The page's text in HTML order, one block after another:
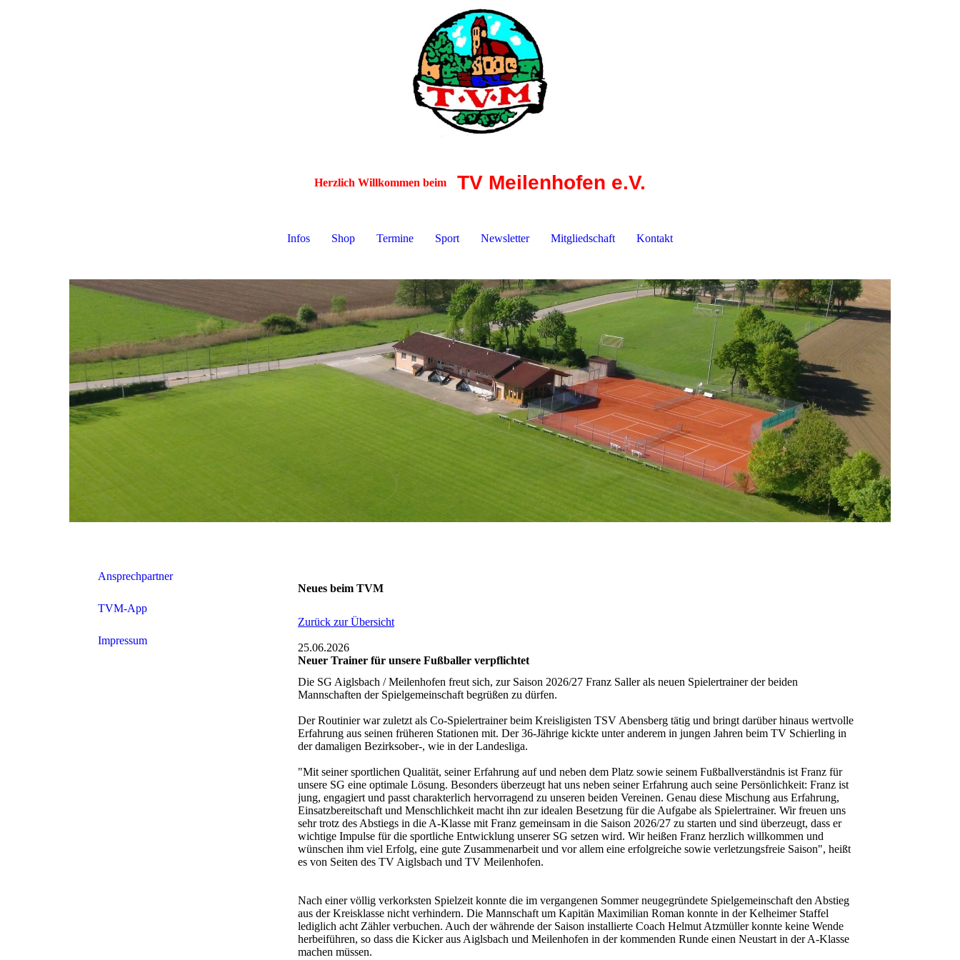
Herzlich Willkommen beim TV Meilenhofen e.V.
Infos Shop Termine Sport Newsletter Mitgliedschaft Kontakt
Ansprechpartner
TVM-App
Impressum
Neues beim TVM
Zurück zur Übersicht
25.06.2026
Neuer Trainer für unsere Fußballer verpflichtet
Die SG Aiglsbach / Meilenhofen freut sich, zur Saison 2026/27 Franz Saller als neuen Spielertrainer der beiden
Mannschaften der Spielgemeinschaft begrüßen zu dürfen.
Der Routinier war zuletzt als Co-Spielertrainer beim Kreisligisten TSV Abensberg tätig und bringt darüber hinaus wertvolle
Erfahrung aus seinen früheren Stationen mit. Der 36-Jährige kickte unter anderem in jungen Jahren beim TV Schierling in
der damaligen Bezirksober-, wie in der Landesliga.
"Mit seiner sportlichen Qualität, seiner Erfahrung auf und neben dem Platz sowie seinem Fußballverständnis ist Franz für
unsere SG eine optimale Lösung. Besonders überzeugt hat uns neben seiner Erfahrung auch seine Persönlichkeit: Franz ist
jung, engagiert und passt charakterlich hervorragend zu unseren beiden Vereinen. Genau diese Mischung aus Erfahrung,
Einsatzbereitschaft und Menschlichkeit macht ihn zur idealen Besetzung für die Aufgabe als Spielertrainer. Wir freuen uns
sehr trotz des Abstiegs in die A-Klasse mit Franz gemeinsam in die Saison 2026/27 zu starten und sind überzeugt, dass er
wichtige Impulse für die sportliche Entwicklung unserer SG setzen wird. Wir heißen Franz herzlich willkommen und
wünschen ihm viel Erfolg, eine gute Zusammenarbeit und vor allem eine erfolgreiche sowie verletzungsfreie Saison", heißt
es von Seiten des TV Aiglsbach und TV Meilenhofen.
Nach einer völlig verkorksten Spielzeit konnte die im vergangenen Sommer neugegründete Spielgemeinschaft den Abstieg
aus der Kreisklasse nicht verhindern. Die Mannschaft um Kapitän Maximilian Roman konnte in der Kelheimer Staffel
lediglich acht Zähler verbuchen. Auch der währende der Saison installierte Coach Helmut Atzmüller konnte keine Wende
herbeiführen, so dass die Kicker aus Aiglsbach und Meilenhofen in der kommenden Runde einen Neustart in der A-Klasse
machen müssen.